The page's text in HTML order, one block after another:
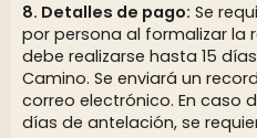
Detalles de pago: Se
por persona al formalizar la
debe realizarse hasta 15
Camino. Se enviará un
correo electrónico. En caso
días de antelación, se